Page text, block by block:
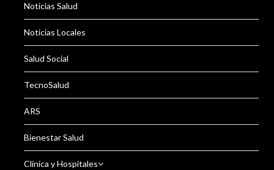
Noticias Salud
Noticias Locales
Salud Social
TecnoSalud
ARS
Bienestar Salud
Clínica y Hospitales